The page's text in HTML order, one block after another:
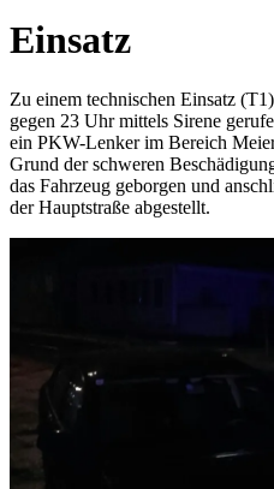
Einsatz
Zu einem technischen Einsatz
gegen 23 Uhr mittels Sirene
ein PKW-Lenker im Bereich
Grund der schweren
das Fahrzeug geborgen und
der Hauptstraße abgestellt.